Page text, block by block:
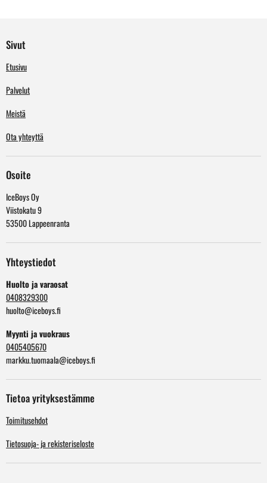
Sivut
Etusivu
Palvelut
Meistä
Ota yhteyttä
Osoite
IceBoys Oy
Viistokatu 9
53500 Lappeenranta
Yhteystiedot
Huolto ja varaosat
0408329300
huolto@iceboys.fi
Myynti ja vuokraus
0405405670
markku.tuomaala@iceboys.fi
Tietoa yrityksestämme
Toimitusehdot
Tietosuoja- ja rekisteriseloste